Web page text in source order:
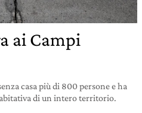
ai Campi
casa più di 800 persone e ha
di un intero territorio.